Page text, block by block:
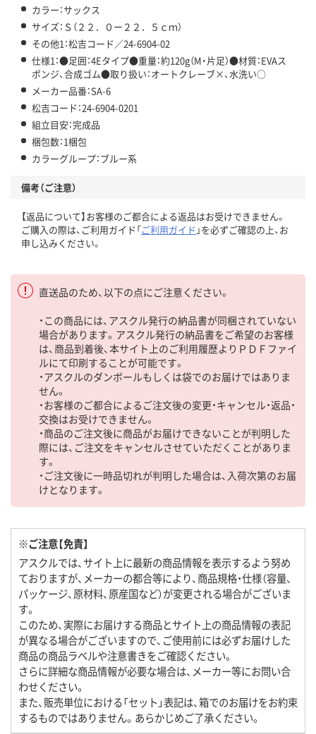
カラー：サックス
サイズ：Ｓ（２２．０ー２２．５ｃｍ）
その他1：松吉コード／24-6904-02
仕様1：●足囲：4Eタイプ●重量：約120g（M・片足）●材質：EVAス
ポンジ、合成ゴム●取り扱い：オートクレーブ×、水洗い○
メーカー品番：SA-6
松吉コード：24-6904-0201
組立目安：完成品
梱包数：1梱包
カラーグループ：ブルー系
備考（ご注意）
【返品について】お客様のご都合による返品はお受けできません。
ご購入の際は、ご利用ガイド「ご利用ガイド 」を必ずご確認の上、お
申し込みください。
直送品のため、以下の点にご注意ください。
・この商品には、アスクル発行の納品書が同梱されていない
場合があります。アスクル発行の納品書をご希望のお客様
は、商品到着後、本サイト上のご利用履歴よりＰＤＦファイ
ルにて印刷することが可能です。
・アスクルのダンボールもしくは袋でのお届けではありま
せん。
・お客様のご都合によるご注文後の変更・キャンセル・返品・
交換はお受けできません。
・商品のご注文後に商品がお届けできないことが判明した
際には、ご注文をキャンセルさせていただくことがありま
す。
・ご注文後に一時品切れが判明した場合は、入荷次第のお届
けとなります。
※ご注意【免責】
アスクルでは、サイト上に最新の商品情報を表示するよう努め
ておりますが、メーカーの都合等により、商品規格・仕様（容量、
パッケージ、原材料、原産国など）が変更される場合がございま
す。
このため、実際にお届けする商品とサイト上の商品情報の表記
が異なる場合がございますので、ご使用前には必ずお届けした
商品の商品ラベルや注意書きをご確認ください。
さらに詳細な商品情報が必要な場合は、メーカー等にお問い合
わせください。
また、販売単位における「セット」表記は、箱でのお届けをお約束
するものではありません。あらかじめご了承ください。